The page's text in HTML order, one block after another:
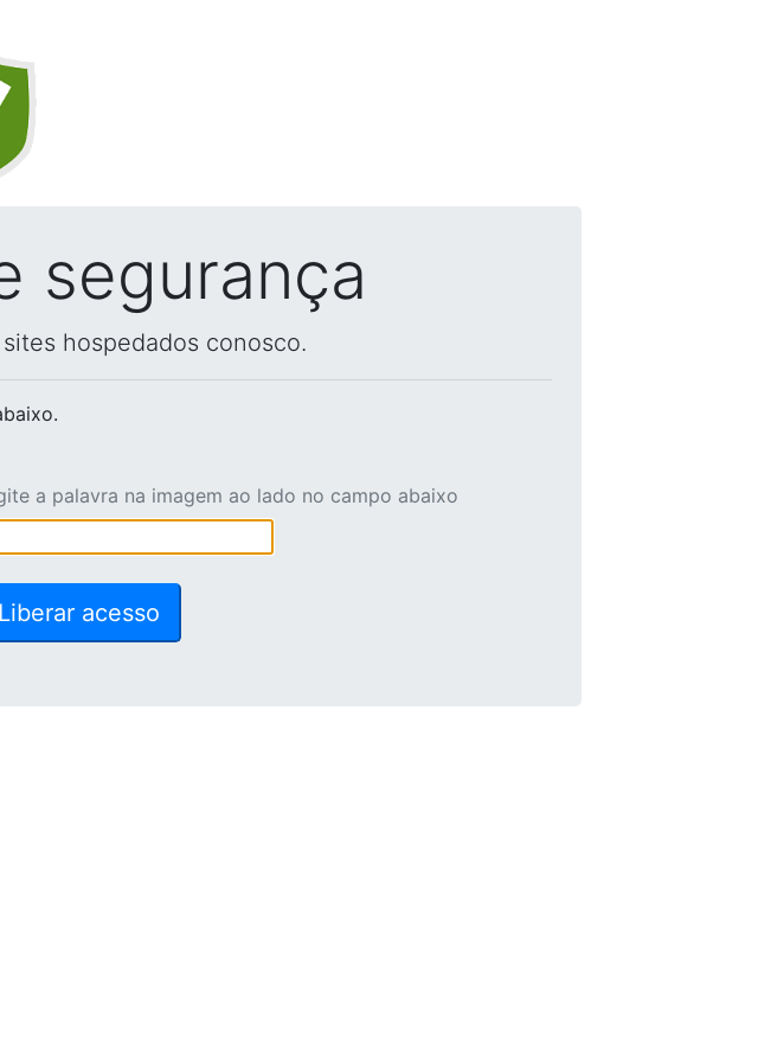
segurança
hospedados conosco.
a palavra na imagem ao lado no campo abaixo